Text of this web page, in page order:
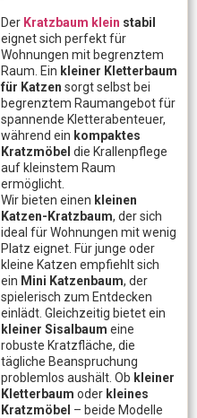
Der Kratzbaum klein stabil
eignet sich perfekt für
Wohnungen mit begrenztem
Raum. Ein kleiner Kletterbaum
für Katzen sorgt selbst bei
begrenztem Raumangebot für
spannende Kletterabenteuer,
während ein kompaktes
Kratzmöbel die Krallenpflege
auf kleinstem Raum
ermöglicht.
Wir bieten einen kleinen
Katzen-Kratzbaum, der sich
ideal für Wohnungen mit wenig
Platz eignet. Für junge oder
kleine Katzen empfiehlt sich
ein Mini Katzenbaum, der
spielerisch zum Entdecken
einlädt. Gleichzeitig bietet ein
kleiner Sisalbaum eine
robuste Kratzfläche, die
tägliche Beanspruchung
problemlos aushält. Ob kleiner
Kletterbaum oder kleines
Kratzmöbel – beide Modelle